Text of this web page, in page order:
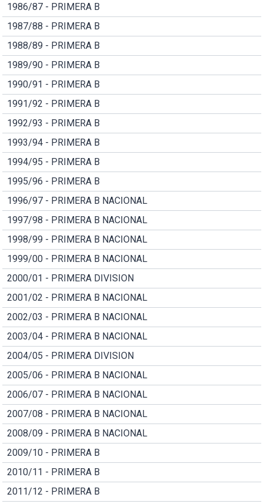
1986/87 - PRIMERA B
1987/88 - PRIMERA B
1988/89 - PRIMERA B
1989/90 - PRIMERA B
1990/91 - PRIMERA B
1991/92 - PRIMERA B
1992/93 - PRIMERA B
1993/94 - PRIMERA B
1994/95 - PRIMERA B
1995/96 - PRIMERA B
1996/97 - PRIMERA B NACIONAL
1997/98 - PRIMERA B NACIONAL
1998/99 - PRIMERA B NACIONAL
1999/00 - PRIMERA B NACIONAL
2000/01 - PRIMERA DIVISION
2001/02 - PRIMERA B NACIONAL
2002/03 - PRIMERA B NACIONAL
2003/04 - PRIMERA B NACIONAL
2004/05 - PRIMERA DIVISION
2005/06 - PRIMERA B NACIONAL
2006/07 - PRIMERA B NACIONAL
2007/08 - PRIMERA B NACIONAL
2008/09 - PRIMERA B NACIONAL
2009/10 - PRIMERA B
2010/11 - PRIMERA B
2011/12 - PRIMERA B